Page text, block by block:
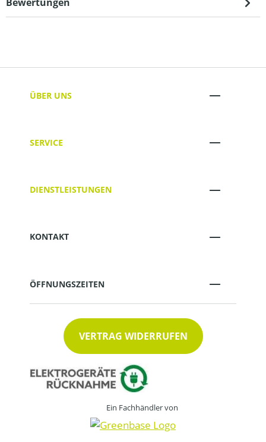
ÜBER UNS
SERVICE
DIENSTLEISTUNGEN
KONTAKT
ÖFFNUNGSZEITEN
VERTRAG WIDERRUFEN
Ein Fachhändler von